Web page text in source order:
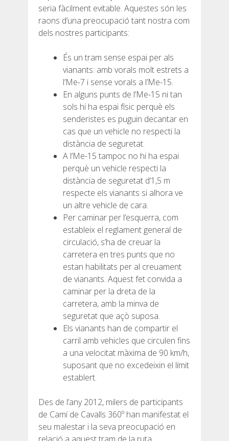
ENVIA UN INTENT
SERVEIS INCLOSOS
ALLOTJAMENT
COMPROMÍS AMBIENTAL
PROJECTE DE CONSERVACIÓ
RECUPERACIÓ DE TORRENTS
seria fàcilment evitable. Aquestes són les
raons d’una preocupació tant nostra com
dels nostres participants:
És un tram sense espai per als
vianants: amb vorals molt estrets a
l’Me-7 i sense vorals a l’Me-15.
En alguns punts de l’Me-15 ni tan
sols hi ha espai físic perquè els
senderistes es puguin decantar en
cas que un vehicle no respecti la
distància de seguretat.
A l’Me-15 tampoc no hi ha espai
perquè un vehicle respecti la
distància de seguretat d’1,5 m
respecte els vianants si alhora ve
un altre vehicle de cara.
Per caminar per l’esquerra, com
estableix el reglament general de
circulació, s’ha de creuar la
carretera en tres punts que no
estan habilitats per al creuament
de vianants. Aquest fet convida a
caminar per la dreta de la
carretera, amb la minva de
seguretat que açò suposa.
Els vianants han de compartir el
carril amb vehicles que circulen fins
a una velocitat màxima de 90 km/h,
suposant que no excedeixin el límit
establert.
Des de l’any 2012, milers de participants
de Camí de Cavalls 360º han manifestat el
seu malestar i la seva preocupació en